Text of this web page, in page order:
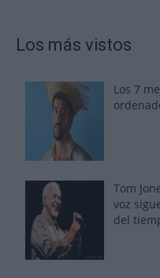
Los más vistos
Los 7
Tom
voz
del